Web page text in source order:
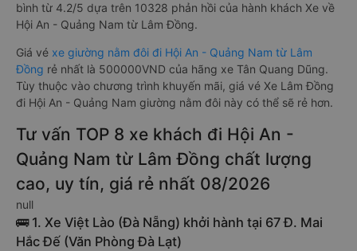
bình từ 4.2/5 dựa trên 10328 phản hồi của hành khách Xe về
Hội An - Quảng Nam từ Lâm Đồng.
Giá vé xe giường nằm đôi đi Hội An - Quảng Nam từ Lâm
Đồng rẻ nhất là 500000VND của hãng xe Tân Quang Dũng.
Tùy thuộc vào chương trình khuyến mãi, giá vé Xe Lâm Đồng
đi Hội An - Quảng Nam giường nằm đôi này có thể sẽ rẻ hơn.
Tư vấn TOP 8 xe khách đi Hội An -
Quảng Nam từ Lâm Đồng chất lượng
cao, uy tín, giá rẻ nhất 08/2026
null
🚌 1. Xe Việt Lào (Đà Nẵng) khởi hành tại 67 Đ. Mai
Hắc Đế (Văn Phòng Đà Lạt)